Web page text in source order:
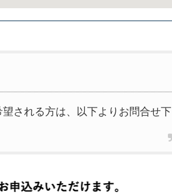
される方は、以下よりお問合せ下